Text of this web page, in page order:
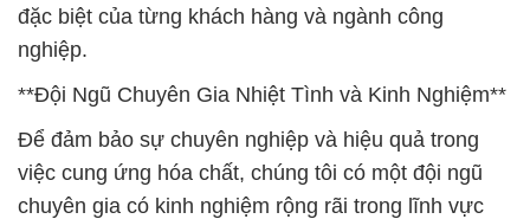
đặc biệt của từng khách hàng và ngành công
nghiệp.
**Đội Ngũ Chuyên Gia Nhiệt Tình và Kinh Nghiệm**
Để đảm bảo sự chuyên nghiệp và hiệu quả trong
việc cung ứng hóa chất, chúng tôi có một đội ngũ
chuyên gia có kinh nghiệm rộng rãi trong lĩnh vực